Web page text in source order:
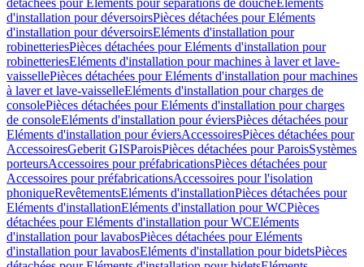
détachées pour Eléments pour séparations de doucheEléments
d'installation pour déversoirsPièces détachées pour Eléments
d'installation pour déversoirsEléments d'installation pour
robinetteriesPièces détachées pour Eléments d'installation pour
robinetteriesEléments d'installation pour machines à laver et lave-
vaissellePièces détachées pour Eléments d'installation pour machines
à laver et lave-vaisselleEléments d'installation pour charges de
consolePièces détachées pour Eléments d'installation pour charges
de consoleEléments d'installation pour éviersPièces détachées pour
Eléments d'installation pour éviersAccessoiresPièces détachées pour
AccessoiresGeberit GISParoisPièces détachées pour ParoisSystèmes
porteursAccessoires pour préfabricationsPièces détachées pour
Accessoires pour préfabricationsAccessoires pour l'isolation
phoniqueRevêtementsEléments d'installationPièces détachées pour
Eléments d'installationEléments d'installation pour WCPièces
détachées pour Eléments d'installation pour WCEléments
d'installation pour lavabosPièces détachées pour Eléments
d'installation pour lavabosEléments d'installation pour bidetsPièces